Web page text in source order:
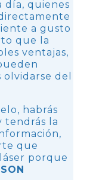
día, quienes
a gusto
que la
ventajas,
del
habrás
tendrás la
que
porque